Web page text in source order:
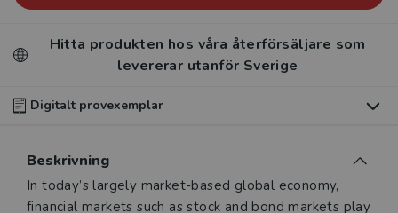
Hitta produkten hos våra återförsäljare som
levererar utanför Sverige
Digitalt provexemplar
digitalt provexemplar av den här produkten
Våra digitala provexemplar tillhandahålls via Studora.se
Beskrivning
Beskrivning
In today’s largely market-based global economy,
financial markets such as stock and bond markets play